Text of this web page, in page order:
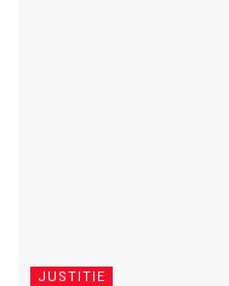
JUSTITIE